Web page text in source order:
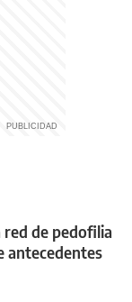
red de pedofilia
antecedentes